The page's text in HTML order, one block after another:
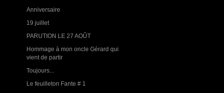
Anniversaire
19 juillet
PARUTION LE 27 AOÛT
Hommage à mon oncle Gérard qui
vient de partir
Toujours...
Le feuilleton Fante # 1